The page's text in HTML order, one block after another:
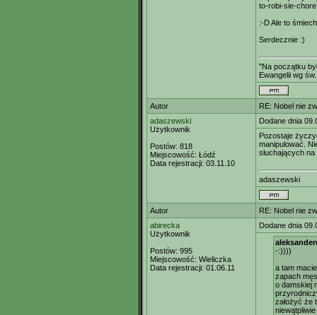
to-robi-sie-chore
:-D Ale to
Serdecznie :)
"Na początku
Ewangelii wg
Autor
RE: Nobel nie
adaszewski
Użytkownik
Postów: 818
Miejscowość: Łódź
Data rejestracji: 03.11.10
Dodane dnia
Pozostaje
manipulować.
słuchających
adaszewski
Autor
RE: Nobel nie
abirecka
Użytkownik
Postów: 995
Miejscowość: Wieliczka
Data rejestracji: 01.06.11
Dodane dnia
-:))))
a tam
zapach
o damskiej
założyć że
niewątpliwie